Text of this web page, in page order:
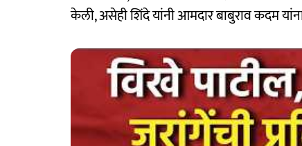
केली, असेही शिंदे यांनी आमदार बाबुराव कदम